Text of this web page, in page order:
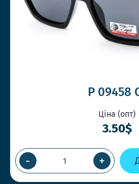
P 09458
Ціна (опт)
3.50$
- +